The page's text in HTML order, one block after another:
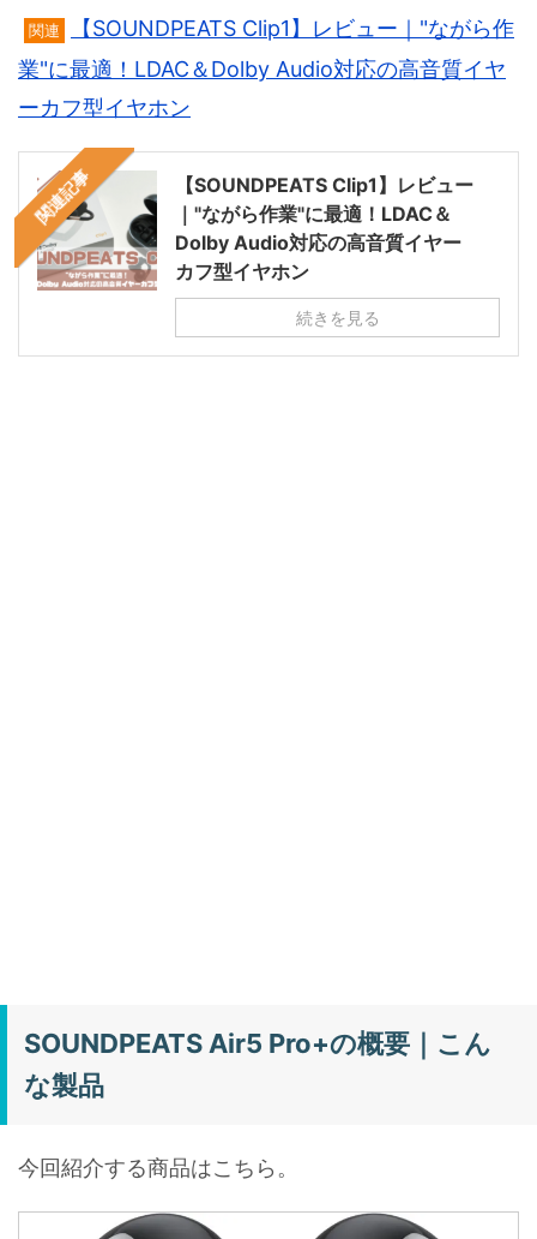
関連
【SOUNDPEATS Clip1】レビュー｜"ながら作
業"に最適！LDAC＆Dolby Audio対応の高音質イヤ
ーカフ型イヤホン
関連記事
【SOUNDPEATS Clip1】レビュー
｜"ながら作業"に最適！LDAC＆
Dolby Audio対応の高音質イヤー
カフ型イヤホン
続きを見る
SOUNDPEATS Air5 Pro+の概要｜こん
な製品
今回紹介する商品はこちら。